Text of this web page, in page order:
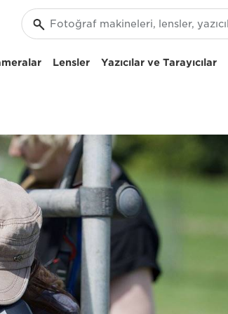
Lensler Yazıcılar ve Tarayıcılar